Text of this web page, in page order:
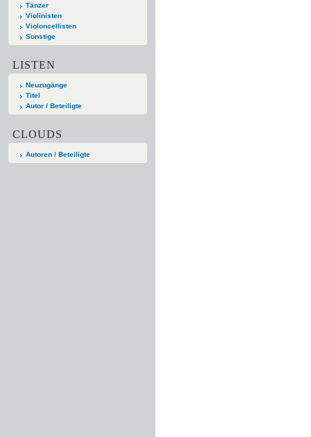
Tänzer
Violinisten
Violoncellisten
Sonstige
LISTEN
Neuzugänge
Titel
Autor / Beteiligte
CLOUDS
Autoren / Beteiligte